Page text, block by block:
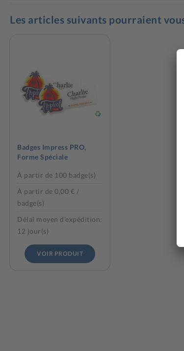
Les articles suivants pourraient
Badges Impress PRO,
Forme Spéciale
À partir de 100 badge(s)
À partir de 0,00 € /
badge(s)
Délai moyen d'expédition:
12 jour(s)
VOIR PRODUIT